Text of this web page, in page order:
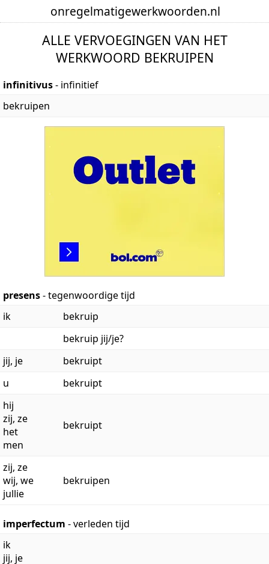
onregelmatigewerkwoorden.nl
ALLE VERVOEGINGEN VAN HET
WERKWOORD BEKRUIPEN
infinitivus- infinitief
bekruipen
presens- tegenwoordige tijd
ik
bekruip
bekruip jij/je?
jij, je
bekruipt
u
bekruipt
hij
zij, ze
het
men
bekruipt
zij, ze
wij, we
jullie
bekruipen
imperfectum - verleden tijd
ik
jij, je